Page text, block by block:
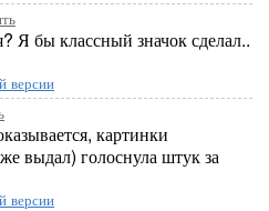
Я бы классный значок сделал..
версии
картинки
выдал) голоснула штук за
версии